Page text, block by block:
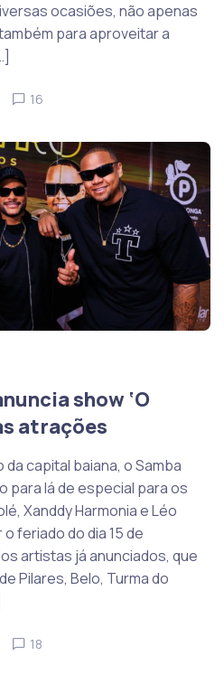
ocasiões, não apenas
para aproveitar a
16
show ‘O
atrações
capital baiana, o Samba
para lá de especial para os
Xanddy Harmonia e Léo
feriado do dia 15 de
artistas já anunciados, que
Pilares, Belo, Turma do
18